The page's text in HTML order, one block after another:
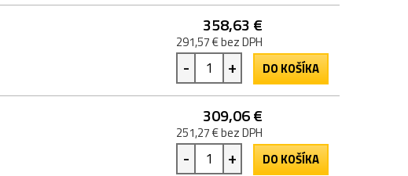
358,63 €
291,57 € bez DPH
- + DO KOŠÍKA
309,06 €
251,27 € bez DPH
- + DO KOŠÍKA